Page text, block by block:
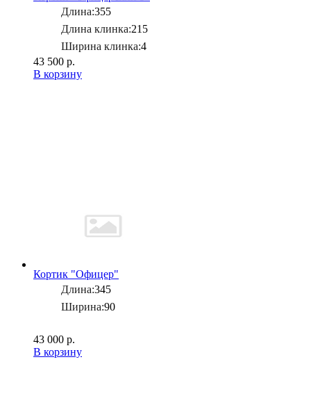
Длина:355
Длина клинка:215
Ширина клинка:4
43 500 р.
В корзину
Кортик "Офицер"
Длина:345
Ширина:90
43 000 р.
В корзину